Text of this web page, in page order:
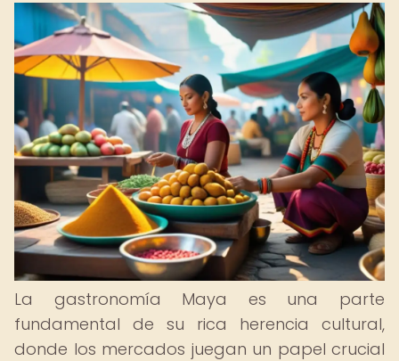
La gastronomía Maya es una parte
fundamental de su rica herencia cultural,
donde los mercados juegan un papel crucial